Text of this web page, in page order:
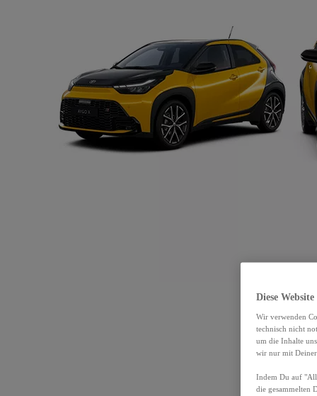
Diese
Wir verwenden
technisch nicht
um die Inhalte
wir nur mit
Indem Du auf
die gesammelten